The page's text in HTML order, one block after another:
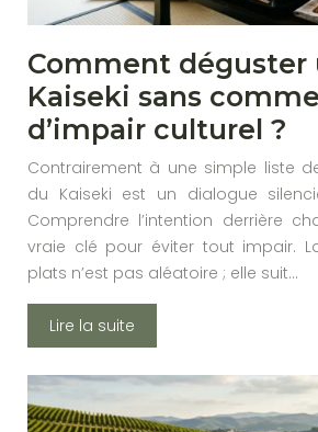
Comment déguster
Kaiseki sans
d’impair culturel ?
Contrairement à une simple liste
du Kaiseki est un dialogue
Comprendre l’intention derrière
vraie clé pour éviter tout impair.
plats n’est pas aléatoire ; elle suit…
Lire la suite